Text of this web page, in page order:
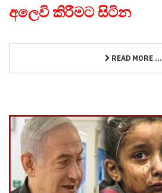
අලෙවි කිරීමට සිටින
READ MORE ...